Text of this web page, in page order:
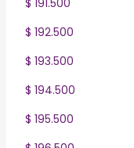
$ 191.500
$ 192.500
$ 193.500
$ 194.500
$ 195.500